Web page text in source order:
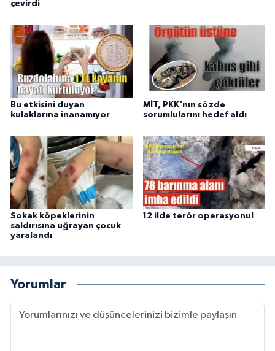
çevirdi
Bu etkisini duyan
kulaklarına inanamıyor
MİT, PKK'nın sözde
sorumlularını hedef aldı
Sokak köpeklerinin
saldırısına uğrayan çocuk
yaralandı
12 ilde terör operasyonu!
Yorumlar